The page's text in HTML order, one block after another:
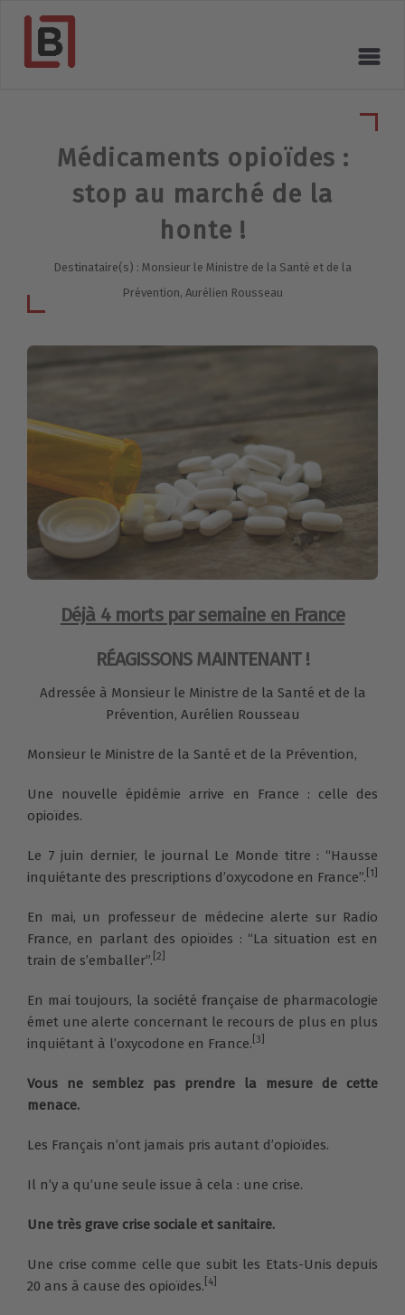
Médicaments opioïdes :
stop au marché de la
honte !
Destinataire(s) : Monsieur le Ministre de la Santé et de la
Prévention, Aurélien Rousseau
Déjà 4 morts par semaine en France
RÉAGISSONS MAINTENANT !
Adressée à Monsieur le Ministre de la Santé et de la
Prévention, Aurélien Rousseau
Monsieur le Ministre de la Santé et de la Prévention,
Une nouvelle épidémie arrive en France : celle des
opioïdes.
Le 7 juin dernier, le journal Le Monde titre : “Hausse
inquiétante des prescriptions d’oxycodone en France”. [1]
En mai, un professeur de médecine alerte sur Radio
France, en parlant des opioïdes : “La situation est en
train de s’emballer”. [2]
En mai toujours, la société française de pharmacologie
émet une alerte concernant le recours de plus en plus
inquiétant à l’oxycodone en France. [3]
Vous ne semblez pas prendre la mesure de cette
menace.
Les Français n’ont jamais pris autant d’opioïdes.
Il n’y a qu’une seule issue à cela : une crise.
Une très grave crise sociale et sanitaire.
Une crise comme celle que subit les Etats-Unis depuis
20 ans à cause des opioïdes. [4]